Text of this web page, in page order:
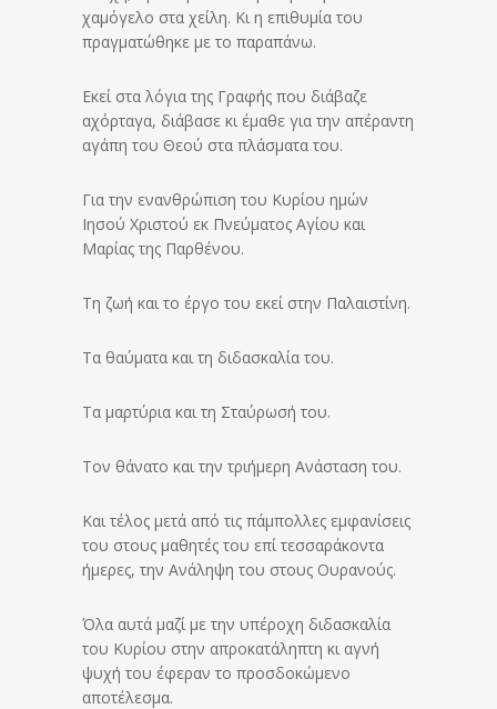
χαμόγελο στα χείλη. Κι η επιθυμία του
πραγματώθηκε με το παραπάνω.
Εκεί στα λόγια της Γραφής που διάβαζε
αχόρταγα, διάβασε κι έμαθε για την απέραντη
αγάπη του Θεού στα πλάσματα του.
Για την ενανθρώπιση του Κυρίου ημών
Ιησού Χριστού εκ Πνεύματος Αγίου και
Μαρίας της Παρθένου.
Τη ζωή και το έργο του εκεί στην Παλαιστίνη.
Τα θαύματα και τη διδασκαλία του.
Τα μαρτύρια και τη Σταύρωσή του.
Τον θάνατο και την τριήμερη Ανάσταση του.
Και τέλος μετά από τις πάμπολλες εμφανίσεις
του στους μαθητές του επί τεσσαράκοντα
ήμερες, την Ανάληψη του στους Ουρανούς.
Όλα αυτά μαζί με την υπέροχη διδασκαλία
του Κυρίου στην απροκατάληπτη κι αγνή
ψυχή του έφεραν το προσδοκώμενο
αποτέλεσμα.